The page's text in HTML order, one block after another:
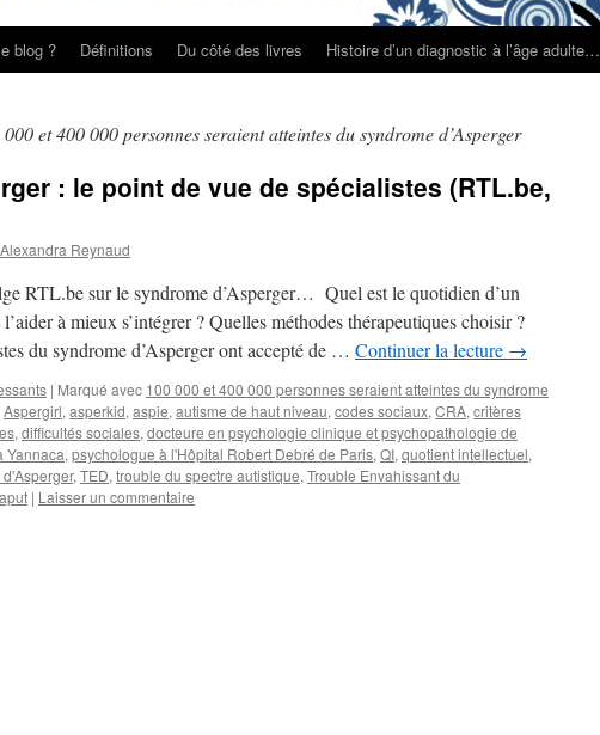
blog ? Définitions Du côté des livres Histoire d’un diagnostic à l’âge adulte…
000 et 400 000 personnes seraient atteintes du syndrome d’Asperger
: le point de vue de spécialistes (RTL.be,
Alexandra Reynaud
RTL.be sur le syndrome d’Asperger… Quel est le quotidien d’un
à mieux s’intégrer ? Quelles méthodes thérapeutiques choisir ?
du syndrome d’Asperger ont accepté de … Continuer la lecture →
| Marqué avec 100 000 et 400 000 personnes seraient atteintes du syndrome
Aspergirl, asperkid, aspie, autisme de haut niveau, codes sociaux, CRA, critères
, difficultés sociales, docteure en psychologie clinique et psychopathologie de
Yannaca, psychologue à l'Hôpital Robert Debré de Paris, QI, quotient intellectuel,
, TED, trouble du spectre autistique, Trouble Envahissant du
| Laisser un commentaire